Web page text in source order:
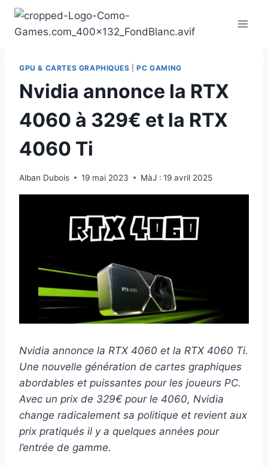
Aller
contenu
GPU & CARTES GRAPHIQUES |PC GAMING
Nvidia annonce la RTX
4060 à 329€ et la RTX
4060 Ti
Alban Dubois 19 mai 2023 MàJ : 19 avril 2025
Nvidia annonce la RTX 4060 et la RTX 4060 Ti.
Une nouvelle génération de cartes graphiques
abordables et puissantes pour les joueurs PC.
Avec un prix de 329€ pour le 4060, Nvidia
change radicalement sa politique et revient aux
prix pratiqués il y a quelques années pour
l’entrée de gamme.